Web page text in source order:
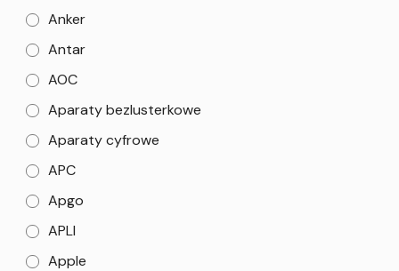
Anker
Antar
AOC
Aparaty bezlusterkowe
Aparaty cyfrowe
APC
Apgo
APLI
Apple